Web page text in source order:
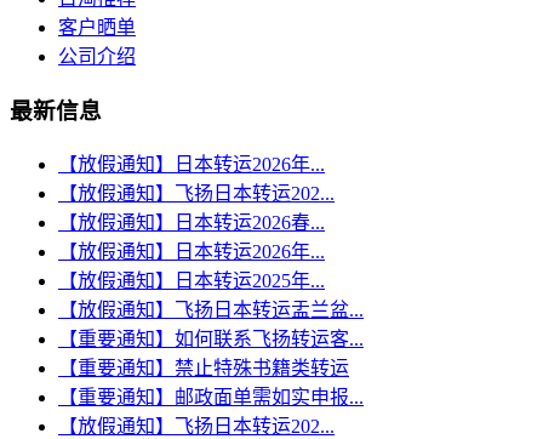
客户晒单
公司介绍
最新信息
【放假通知】日本转运2026年...
【放假通知】飞扬日本转运202...
【放假通知】日本转运2026春...
【放假通知】日本转运2026年...
【放假通知】日本转运2025年...
【放假通知】飞扬日本转运盂兰盆...
【重要通知】如何联系飞扬转运客...
【重要通知】禁止特殊书籍类转运
【重要通知】邮政面单需如实申报...
【放假通知】飞扬日本转运202...